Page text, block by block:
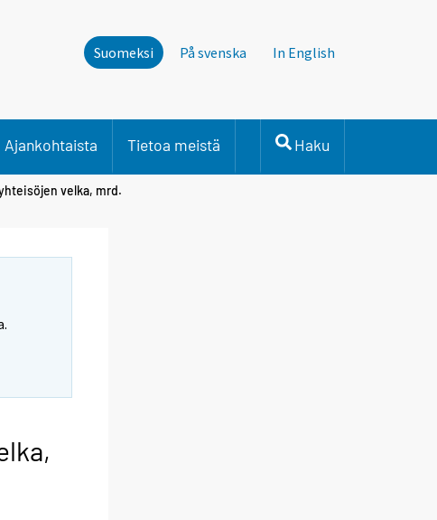
Suomeksi På svenska In English
Ajankohtaista Tietoa meistä Haku
velka, mrd.